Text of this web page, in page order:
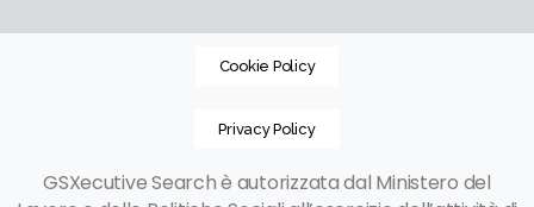
Cookie Policy
Privacy Policy
GSXecutive Search è autorizzata dal Ministero del